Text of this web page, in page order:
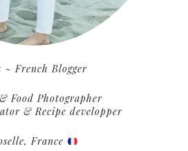
~ French Blogger
Food Photographer
& Recipe developper
France